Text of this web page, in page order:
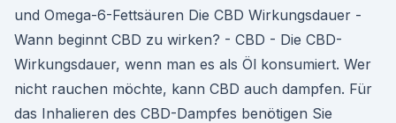
und Omega-6-Fettsäuren Die CBD Wirkungsdauer -
Wann beginnt CBD zu wirken? - CBD - Die CBD-
Wirkungsdauer, wenn man es als Öl konsumiert. Wer
nicht rauchen möchte, kann CBD auch dampfen. Für
das Inhalieren des CBD-Dampfes benötigen Sie